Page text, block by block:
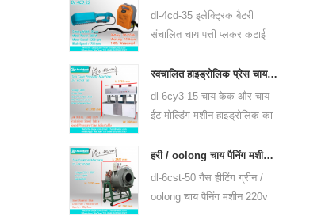
पेट्रोल इंजन का उपयोग करें।
dl-4cd-35 इलेक्ट्रिक बैटरी
संचालित चाय पत्ती प्लकर कटाई
है, बैकपैक लिथियम बैटरी या एसिड
एसिड बैटरी का उपयोग कर।
स्वचालित हाइड्रोलिक प्रेस चाय केक चाय ईंट दबाने की मशीन 6cy3-15
dl-6cy3-15 चाय केक और चाय
ईंट मोल्डिंग मशीन हाइड्रोलिक का
अन्य चाय केक और चाय ईंट दबा
सकते हैं।
हरी / oolong चाय पैनिंग मशीन चाय पत्ती पैननर उपकरण 6cst-50
dl-6cst-50 गैस हीटिंग ग्रीन /
oolong चाय पैनिंग मशीन 220v